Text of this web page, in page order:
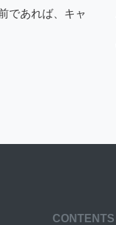
であれば、キャ
CONTENTS